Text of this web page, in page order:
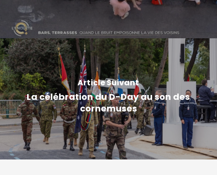
Article Suivant
La célébration du D-Day au son des
cornemuses